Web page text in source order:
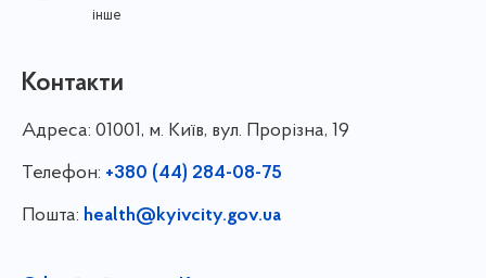
інше
Контакти
Адреса: 01001, м. Київ, вул. Прорізна, 19
Телефон: +380 (44) 284-08-75
Пошта: health@kyivcity.gov.ua